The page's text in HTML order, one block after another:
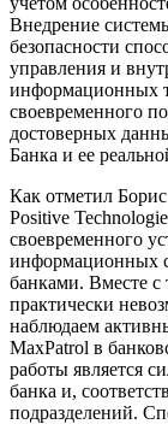
Внедрение
безопасности
управления и
информационных
своевременного
достоверных
Банка и ее
Как отметил
Positive
своевременного
информационных
банками. Вместе
практически
наблюдаем
MaxPatrol в
работы является
банка и,
подразделений.